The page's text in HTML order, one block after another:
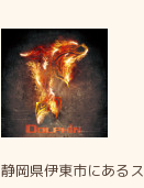
静岡県伊東市にある